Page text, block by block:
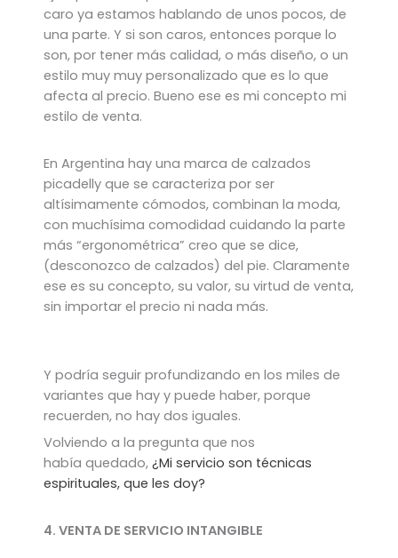
caro ya estamos hablando de unos pocos, de
una parte. Y si son caros, entonces porque lo
son, por tener más calidad, o más diseño, o un
estilo muy muy personalizado que es lo que
afecta al precio. Bueno ese es mi concepto mi
estilo de venta.
En Argentina hay una marca de calzados
picadelly que se caracteriza por ser
altísimamente cómodos, combinan la moda,
con muchísima comodidad cuidando la parte
más “ergonométrica” creo que se dice,
(desconozco de calzados) del pie. Claramente
ese es su concepto, su valor, su virtud de venta,
sin importar el precio ni nada más.
Y podría seguir profundizando en los miles de
variantes que hay y puede haber, porque
recuerden, no hay dos iguales.
Volviendo a la pregunta que nos
había quedado, ¿Mi servicio son técnicas
espirituales, que les doy?
4. VENTA DE SERVICIO INTANGIBLE